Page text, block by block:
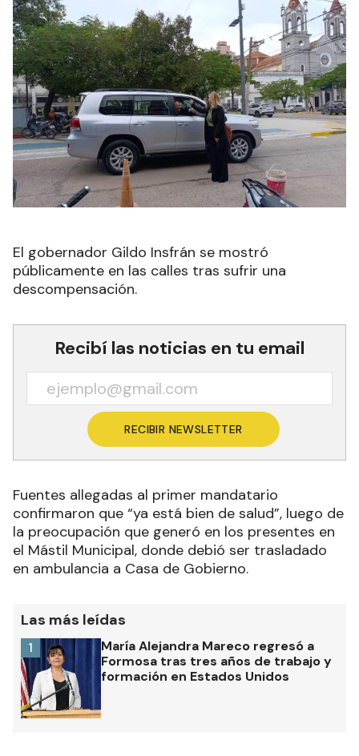
El gobernador Gildo Insfrán se mostró
públicamente en las calles tras sufrir una
descompensación.
Recibí las noticias en tu email
RECIBIR NEWSLETTER
Fuentes allegadas al primer mandatario
confirmaron que “ya está bien de salud”, luego de
la preocupación que generó en los presentes en
el Mástil Municipal, donde debió ser trasladado
en ambulancia a Casa de Gobierno.
Las más leídas
María Alejandra Mareco regresó a
Formosa tras tres años de trabajo y
formación en Estados Unidos
1